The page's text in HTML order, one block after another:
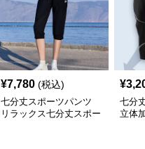
¥7,780 (税込)
七分丈スポーツパンツ
リラックス七分丈スポー
¥
七分
立体